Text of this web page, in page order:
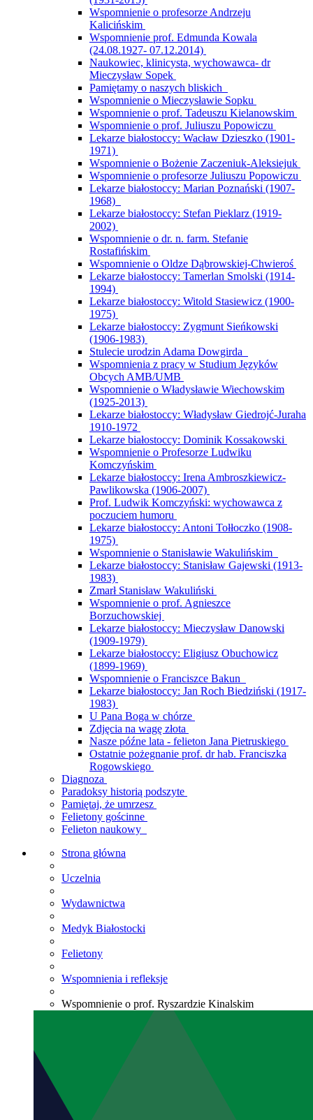
Wspomnienie o profesorze Andrzeju
Kalicińskim
Wspomnienie prof. Edmunda Kowala
(24.08.1927- 07.12.2014)
Naukowiec, klinicysta, wychowawca- dr
Mieczysław Sopek
Pamiętamy o naszych bliskich
Wspomnienie o Mieczysławie Sopku
Wspomnienie o prof. Tadeuszu Kielanowskim
Wspomnienie o prof. Juliuszu Popowiczu
Lekarze białostoccy: Wacław Dzieszko (1901-
1971)
Wspomnienie o Bożenie Zaczeniuk-Aleksiejuk
Wspomnienie o profesorze Juliuszu Popowiczu
Lekarze białostoccy: Marian Poznański (1907-
1968)
Lekarze białostoccy: Stefan Pieklarz (1919-
2002)
Wspomnienie o dr. n. farm. Stefanie
Rostafińskim
Wspomnienie o Oldze Dąbrowskiej-Chwieroś
Lekarze białostoccy: Tamerlan Smolski (1914-
1994)
Lekarze białostoccy: Witold Stasiewicz (1900-
1975)
Lekarze białostoccy: Zygmunt Sieńkowski
(1906-1983)
Stulecie urodzin Adama Dowgirda
Wspomnienia z pracy w Studium Języków
Obcych AMB/UMB
Wspomnienie o Władysławie Wiechowskim
(1925-2013)
Lekarze białostoccy: Władysław Giedrojć-Juraha
1910-1972
Lekarze białostoccy: Dominik Kossakowski
Wspomnienie o Profesorze Ludwiku
Komczyńskim
Lekarze białostoccy: Irena Ambroszkiewicz-
Pawlikowska (1906-2007)
Prof. Ludwik Komczyński: wychowawca z
poczuciem humoru
Lekarze białostoccy: Antoni Tołłoczko (1908-
1975)
Wspomnienie o Stanisławie Wakulińskim
Lekarze białostoccy: Stanisław Gajewski (1913-
1983)
Zmarł Stanisław Wakuliński
Wspomnienie o prof. Agnieszce
Borzuchowskiej
Lekarze białostoccy: Mieczysław Danowski
(1909-1979)
Lekarze białostoccy: Eligiusz Obuchowicz
(1899-1969)
Wspomnienie o Franciszce Bakun
Lekarze białostoccy: Jan Roch Biedziński (1917-
1983)
U Pana Boga w chórze
Zdjęcia na wagę złota
Nasze późne lata - felieton Jana Pietruskiego
Ostatnie pożegnanie prof. dr hab. Franciszka
Rogowskiego
Diagnoza
Paradoksy historią podszyte
Pamiętaj, że umrzesz
Felietony gościnne
Felieton naukowy
Strona główna
Uczelnia
Wydawnictwa
Medyk Białostocki
Felietony
Wspomnienia i refleksje
Wspomnienie o prof. Ryszardzie Kinalskim